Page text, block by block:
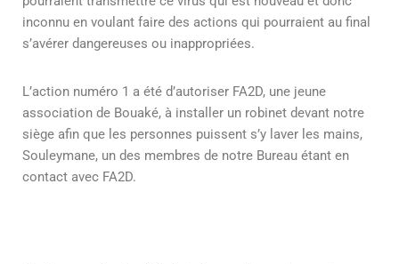
inconnu en voulant faire des actions qui pourraient au final
s’avérer dangereuses ou inappropriées.
L’action numéro 1 a été d’autoriser FA2D, une jeune
association de Bouaké, à installer un robinet devant notre
siège afin que les personnes puissent s’y laver les mains,
Souleymane, un des membres de notre Bureau étant en
contact avec FA2D.